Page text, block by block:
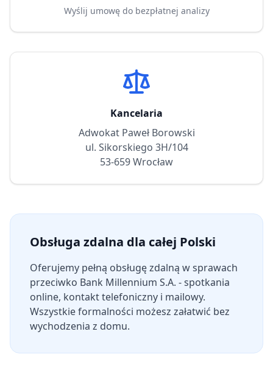
Wyślij umowę do bezpłatnej analizy
Kancelaria
Adwokat Paweł Borowski
ul. Sikorskiego 3H/104
53-659 Wrocław
Obsługa zdalna dla całej Polski
Oferujemy pełną obsługę zdalną w sprawach
przeciwko Bank Millennium S.A. - spotkania
online, kontakt telefoniczny i mailowy.
Wszystkie formalności możesz załatwić bez
wychodzenia z domu.